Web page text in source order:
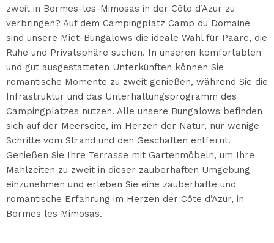
zweit in Bormes-les-Mimosas in der Côte d’Azur zu
verbringen? Auf dem Campingplatz Camp du Domaine
sind unsere Miet-Bungalows die ideale Wahl für Paare, die
Ruhe und Privatsphäre suchen. In unseren komfortablen
und gut ausgestatteten Unterkünften können Sie
romantische Momente zu zweit genießen, während Sie die
Infrastruktur und das Unterhaltungsprogramm des
Campingplatzes nutzen. Alle unsere Bungalows befinden
sich auf der Meerseite, im Herzen der Natur, nur wenige
Schritte vom Strand und den Geschäften entfernt.
Genießen Sie Ihre Terrasse mit Gartenmöbeln, um Ihre
Mahlzeiten zu zweit in dieser zauberhaften Umgebung
einzunehmen und erleben Sie eine zauberhafte und
romantische Erfahrung im Herzen der Côte d’Azur, in
Bormes les Mimosas.